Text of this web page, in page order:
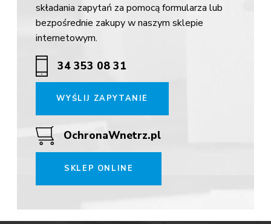
składania zapytań za pomocą formularza lub
bezpośrednie zakupy w naszym sklepie
internetowym.
34 353 08 31
WYŚLIJ ZAPYTANIE
OchronaWnetrz.pl
SKLEP ONLINE